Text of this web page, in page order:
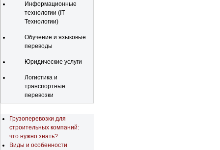
Информационные
технологии (IT-
Технологии)
Обучение и языковые
переводы
Юридические услуги
Логистика и
транспортные
перевозки
Грузоперевозки для
строительных компаний:
что нужно знать?
Виды и особенности